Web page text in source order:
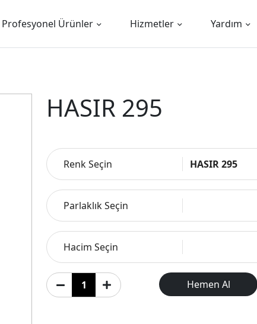
Profesyonel Ürünler Hizmetler Yardım
HASIR 295
Renk Seçin HASIR 295
Parlaklık Seçin
Hacim Seçin
Hemen Al